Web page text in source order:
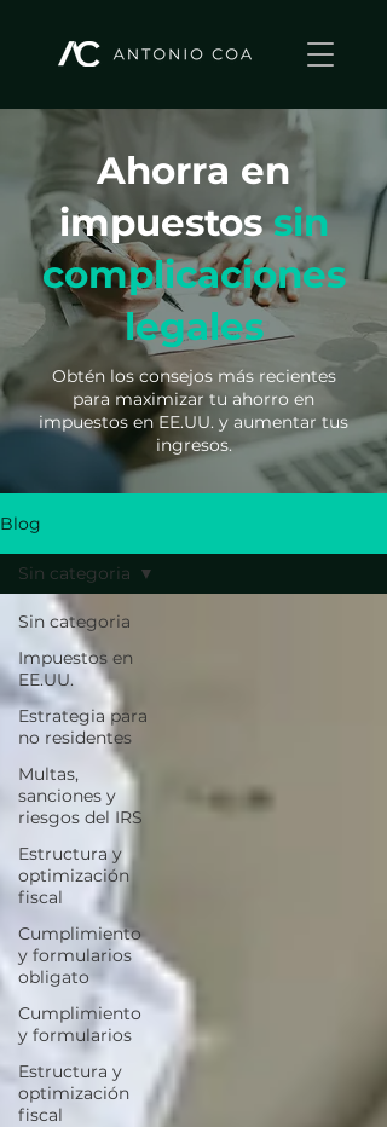
Ahorra en
impuestossin
complicaciones
legales
Obtén los consejos más recientes
para maximizar tu ahorro en
impuestos en EE.UU. y aumentar tus
ingresos.
Blog
Sin categoria
Impuestos en
EE.UU.
Estrategia para
no residentes
Multas,
sanciones y
riesgos del IRS
Estructura y
optimización
fiscal
Cumplimiento
y formularios
obligato
Cumplimiento
y formularios
Estructura y
optimización
fiscal
Sin categoria